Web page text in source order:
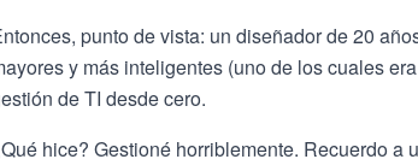
punto de vista: un diseñador de 20
y más inteligentes (uno de los cuales
de TI desde cero.
hice? Gestioné horriblemente. Recuerdo